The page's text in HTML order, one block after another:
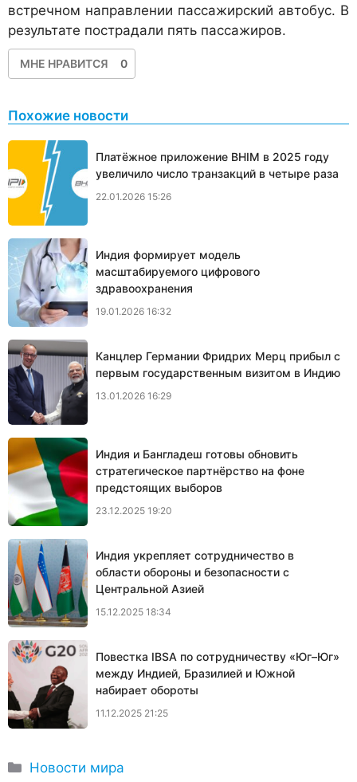
встречном направлении пассажирский автобус. В
результате пострадали пять пассажиров.
МНЕ НРАВИТСЯ 0
Похожие новости
Платёжное приложение BHIM в 2025 году
увеличило число транзакций в четыре раза
22.01.2026 15:26
Индия формирует модель
масштабируемого цифрового
здравоохранения
19.01.2026 16:32
Канцлер Германии Фридрих Мерц прибыл с
первым государственным визитом в Индию
13.01.2026 16:29
Индия и Бангладеш готовы обновить
стратегическое партнёрство на фоне
предстоящих выборов
23.12.2025 19:20
Индия укрепляет сотрудничество в
области обороны и безопасности с
Центральной Азией
15.12.2025 18:34
Повестка IBSA по сотрудничеству «Юг–Юг»
между Индией, Бразилией и Южной
набирает обороты
11.12.2025 21:25
Рубрики
Новости мира